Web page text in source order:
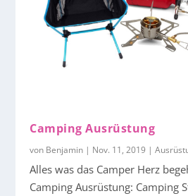
Camping Ausrüstung
von Benjamin | Nov. 11, 2019 |
Alles was das Camper Herz
Camping Ausrüstung: Camping